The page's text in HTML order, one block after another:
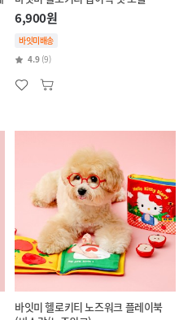
6,900원
바잇미배송
4.9 (9)
바잇미 헬로키티 노즈워크 플레이북